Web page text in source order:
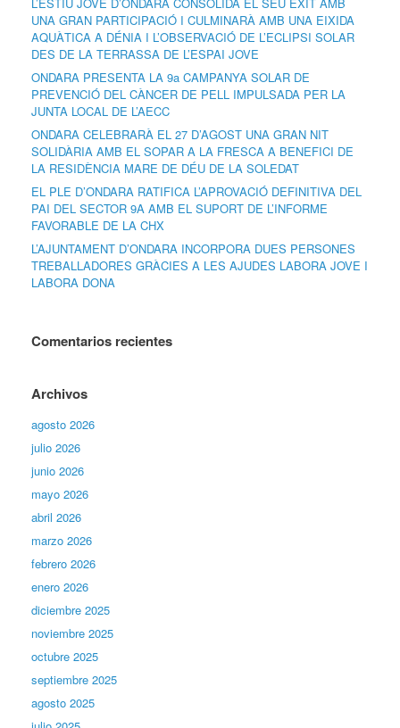
UNA GRAN PARTICIPACIÓ I CULMINARÀ AMB UNA EIXIDA
AQUÀTICA A DÉNIA I L’OBSERVACIÓ DE L’ECLIPSI SOLAR
DES DE LA TERRASSA DE L’ESPAI JOVE
ONDARA PRESENTA LA 9a CAMPANYA SOLAR DE
PREVENCIÓ DEL CÀNCER DE PELL IMPULSADA PER LA
JUNTA LOCAL DE L’AECC
ONDARA CELEBRARÀ EL 27 D’AGOST UNA GRAN NIT
SOLIDÀRIA AMB EL SOPAR A LA FRESCA A BENEFICI DE
LA RESIDÈNCIA MARE DE DÉU DE LA SOLEDAT
EL PLE D’ONDARA RATIFICA L’APROVACIÓ DEFINITIVA DEL
PAI DEL SECTOR 9A AMB EL SUPORT DE L’INFORME
FAVORABLE DE LA CHX
L’AJUNTAMENT D’ONDARA INCORPORA DUES PERSONES
TREBALLADORES GRÀCIES A LES AJUDES LABORA JOVE I
LABORA DONA
Comentarios recientes
Archivos
agosto 2026
julio 2026
junio 2026
mayo 2026
abril 2026
marzo 2026
febrero 2026
enero 2026
diciembre 2025
noviembre 2025
octubre 2025
septiembre 2025
agosto 2025